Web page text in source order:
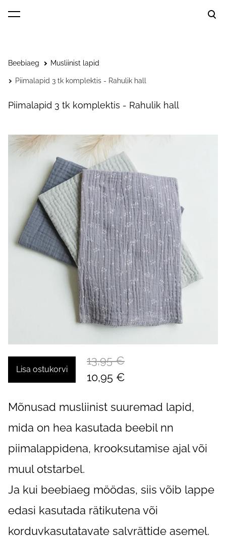
lisati ostukorvi.
Beebiaeg Musliinist lapid
Piimalapid 3 tk komplektis - Rahulik hall
Piimalapid 3 tk komplektis - Rahulik hall
Lisa ostukorvi
13,95 €
10,95 €
Mõnusad musliinist suuremad lapid,
mida on hea kasutada beebil nn
piimalappidena, krooksutamise ajal või
muul otstarbel.
Ja kui beebiaeg möödas, siis võib lappe
edasi kasutada rätikutena või
korduvkasutatavate salvrättide asemel.